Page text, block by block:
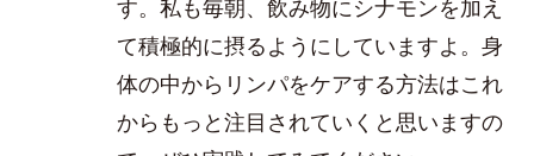
す。私も毎朝、飲み物にシナモンを加え
て積極的に摂るようにしていますよ。身
体の中からリンパをケアする方法はこれ
からもっと注目されていくと思いますの